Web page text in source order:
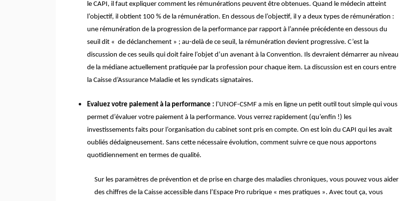
le CAPI, il faut expliquer comment les rémunérations peuvent être obtenues. Quand le médecin atteint
l’objectif, il obtient 100 % de la rémunération. En dessous de l’objectif, il y a deux types de rémunération :
une rémunération de la progression de la performance par rapport à l’année précédente en dessous du
seuil dit « de déclanchement » ; au-delà de ce seuil, la rémunération devient progressive. C’est la
discussion de ces seuils qui doit faire l’objet d’un avenant à la Convention. Ils devraient démarrer au niveau
de la médiane actuellement pratiquée par la profession pour chaque item. La discussion est en cours entre
la Caisse d’Assurance Maladie et les syndicats signataires.
Evaluez votre paiement à la performance : l’UNOF-CSMF a mis en ligne un petit outil tout simple qui vous
permet d’évaluer votre paiement à la performance. Vous verrez rapidement (qu’enfin !) les
investissements faits pour l’organisation du cabinet sont pris en compte. On est loin du CAPI qui les avait
oubliés dédaigneusement. Sans cette nécessaire évolution, comment suivre ce que nous apportons
quotidiennement en termes de qualité.
Sur les paramètres de prévention et de prise en charge des maladies chroniques, vous pouvez vous aider
des chiffres de la Caisse accessible dans l’Espace Pro rubrique « mes pratiques ». Avec tout ça, vous